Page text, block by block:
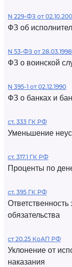
N 229-ФЗ от
ФЗ об
N 53-ФЗ от 28.03.1998
ФЗ о воинской
N 395-1 от 02.12.1990
ФЗ о банках и
ст. 333 ГК РФ
Уменьшение
ст. 317.1 ГК РФ
Проценты по
ст. 395 ГК РФ
обязательства
ст 20.25 КоАП РФ
Уклонение от
наказания